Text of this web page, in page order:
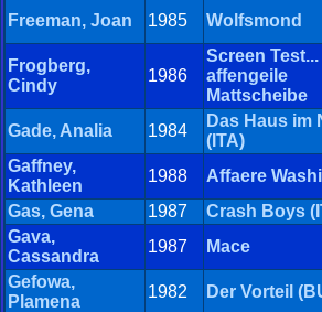
Freeman, Joan
1985 Wolfsmond
Frogberg,
Cindy
1986
Screen
affengeile
Mattscheibe
Gade, Analia
1984
Das Haus im
(ITA)
Gaffney,
Kathleen
1988
Affaere
Gas, Gena
1987
Crash Boys
Gava,
Cassandra
1987
Mace
Gefowa,
Plamena
1982 Der Vorteil